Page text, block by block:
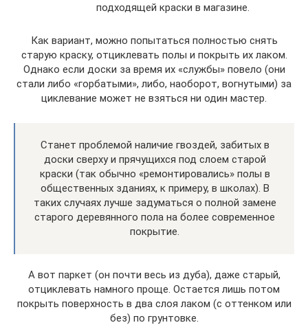
подходящей краски в магазине.
Как вариант, можно попытаться полностью снять
старую краску, отциклевать полы и покрыть их лаком.
Однако если доски за время их «службы» повело (они
стали либо «горбатыми», либо, наоборот, вогнутыми) за
циклевание может не взяться ни один мастер.
Cтанет проблемой наличие гвоздей, забитых в
доски сверху и прячущихся под слоем старой
краски (так обычно «ремонтировались» полы в
общественных зданиях, к примеру, в школах). В
таких случаях лучше задуматься о полной замене
старого деревянного пола на более современное
покрытие.
А вот паркет (он почти весь из дуба), даже старый,
отциклевать намного проще. Остается лишь потом
покрыть поверхность в два слоя лаком (с оттенком или
без) по грунтовке.